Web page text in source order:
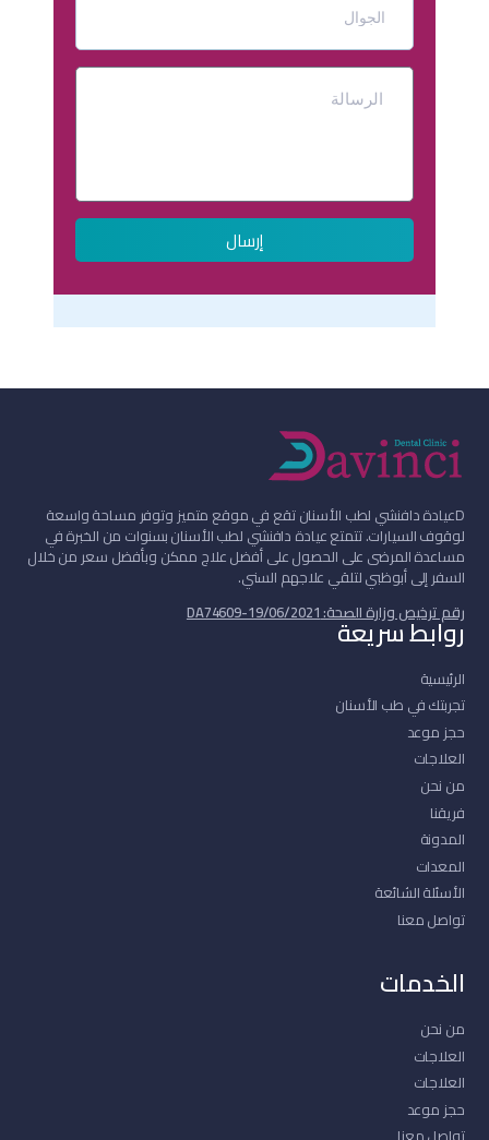
إرسال
الخدمات
من نحن
العلاجات
العلاجات
حجز موعد
روابط سريعة
الرئيسية
تجربتك في طب الأسنان
حجز موعد
العلاجات
من نحن
فريقنا
المدونة
المعدات
الأسئلة الشائعة
تواصل معنا
Dعيادة دافنشي لطب الأسنان تقع في موقع متميز وتوفر مساحة واسعة
لوقوف السيارات. تتمتع عيادة دافنشي لطب الأسنان بسنوات من الخبرة في
مساعدة المرضى على الحصول على أفضل علاج ممكن وبأفضل سعر من خلال
السفر إلى أبوظبي لتلقي علاجهم السني.
رقم ترخيص وزارة الصحة: DA74609-19/06/2021